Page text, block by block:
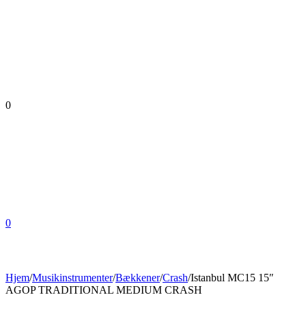
0
0
Hjem/Musikinstrumenter/Bækkener/Crash/Istanbul MC15 15″
AGOP TRADITIONAL MEDIUM CRASH